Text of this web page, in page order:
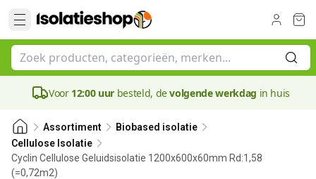
Voor 12:00 uur besteld, devolgende werkdag in huis
Assortiment
Biobased isolatie
Cellulose Isolatie
Cyclin Cellulose Geluidsisolatie 1200x600x60mm Rd:1,58
(=0,72m2)